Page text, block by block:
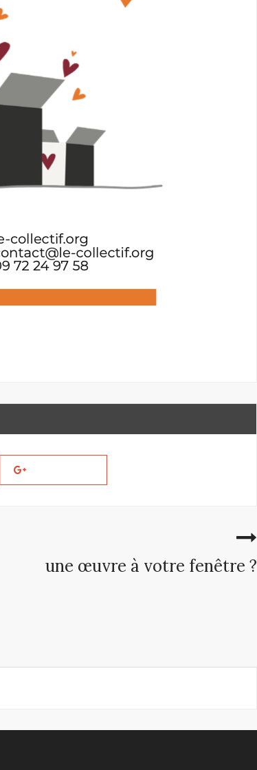
une œuvre à votre fenêtre ?